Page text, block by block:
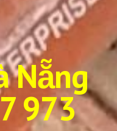
Nẵng
973